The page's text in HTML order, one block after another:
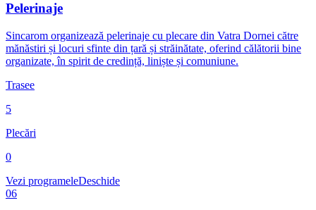
Pelerinaje
Sincarom organizează pelerinaje cu plecare din Vatra Dornei către
mănăstiri și locuri sfinte din țară și străinătate, oferind călătorii bine
organizate, în spirit de credință, liniște și comuniune.
Trasee
5
Plecări
0
Vezi programeleDeschide
06